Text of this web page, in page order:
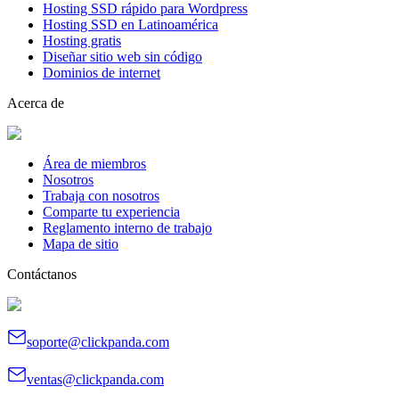
Hosting SSD rápido para Wordpress
Hosting SSD en Latinoamérica
Hosting gratis
Diseñar sitio web sin código
Dominios de internet
Acerca de
Área de miembros
Nosotros
Trabaja con nosotros
Comparte tu experiencia
Reglamento interno de trabajo
Mapa de sitio
Contáctanos
soporte@clickpanda.com
ventas@clickpanda.com